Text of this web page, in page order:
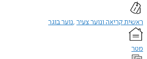
ראשית קריאה ונוער צעיר נוער בוגר
מטר